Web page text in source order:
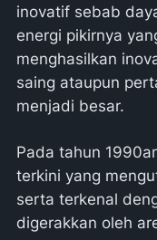
inovatif sebab
energi pikirnya
menghasilkan
saing ataupun
menjadi besar.
Pada tahun
terkini yang
serta terkenal
digerakkan oleh